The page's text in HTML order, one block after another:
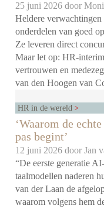
25 juni 2026 door
Heldere
onderdelen van goed
Ze leveren direct
Maar let op: HR-
vertrouwen en
van den Hoogen van
HR in de wereld
‘Waarom de
pas begint’
12 juni 2026 doorJan
“De eerste generatie
taalmodellen naderen
van der Laan de
waarom volgens hem